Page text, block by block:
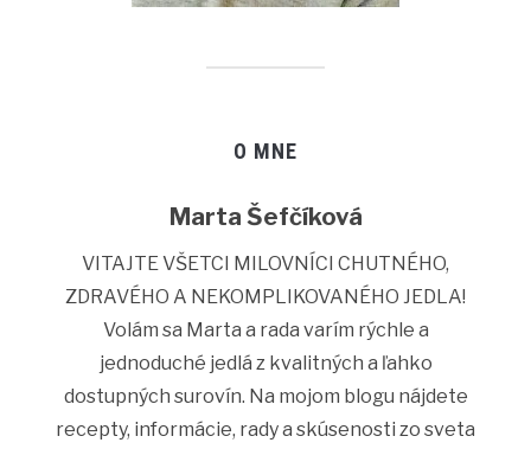
O MNE
Marta Šefčíková
VITAJTE VŠETCI MILOVNÍCI CHUTNÉHO,
ZDRAVÉHO A NEKOMPLIKOVANÉHO JEDLA!
Volám sa Marta a rada varím rýchle a
jednoduché jedlá z kvalitných a ľahko
dostupných surovín. Na mojom blogu nájdete
recepty, informácie, rady a skúsenosti zo sveta